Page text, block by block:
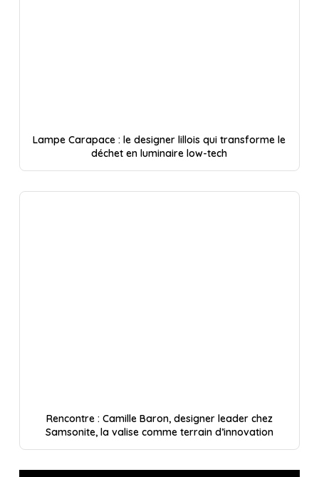
Lampe Carapace : le designer lillois qui transforme le
déchet en luminaire low-tech
Rencontre : Camille Baron, designer leader chez
Samsonite, la valise comme terrain d’innovation